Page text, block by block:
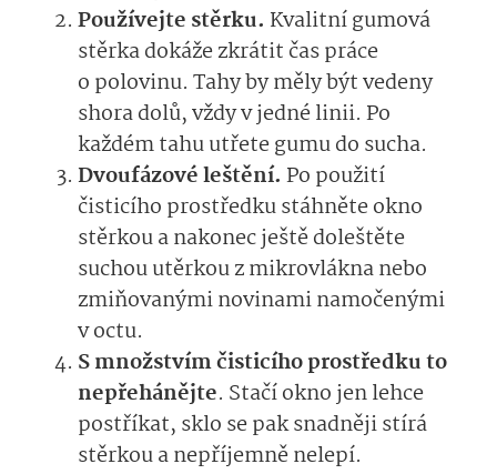
Používejte stěrku. Kvalitní gumová
stěrka dokáže zkrátit čas práce
o polovinu. Tahy by měly být vedeny
shora dolů, vždy v jedné linii. Po
každém tahu utřete gumu do sucha.
Dvoufázové leštění. Po použití
čisticího prostředku stáhněte okno
stěrkou a nakonec ještě doleštěte
suchou utěrkou z mikrovlákna nebo
zmiňovanými novinami namočenými
v octu.
S množstvím čisticího prostředku to
nepřehánějte. Stačí okno jen lehce
postříkat, sklo se pak snadněji stírá
stěrkou a nepříjemně nelepí.